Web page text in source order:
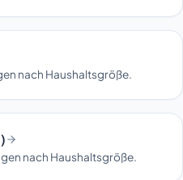
nach Haushaltsgröße.
nach Haushaltsgröße.